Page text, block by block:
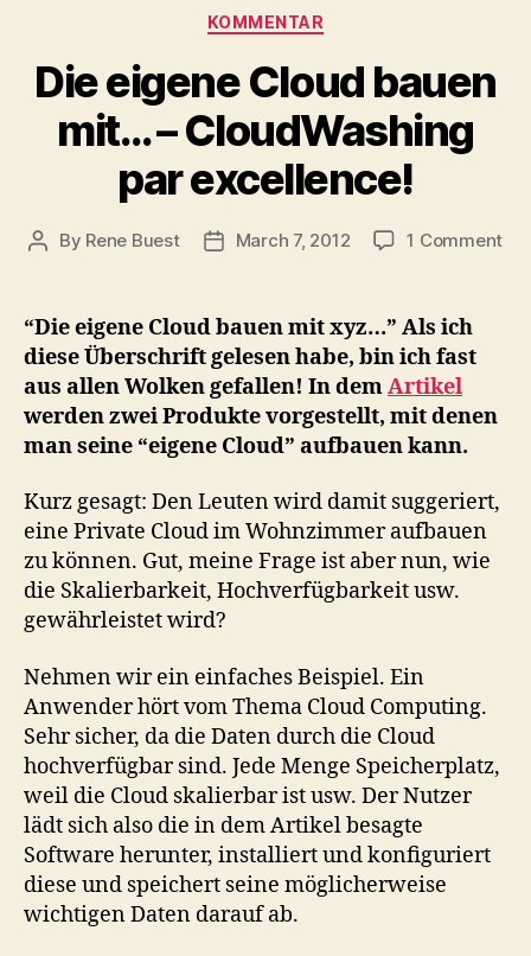
Categories
KOMMENTAR
Die eigene Cloud bauen
mit… – CloudWashing
par excellence!
Post
By Rene Buest
PostMarch 7, 2012 1 Commenton
“Die eigene Cloud bauen mit xyz…” Als ich
diese Überschrift gelesen habe, bin ich fast
aus allen Wolken gefallen! In demArtikel
werden zwei Produkte vorgestellt, mit denen
man seine “eigene Cloud” aufbauen kann.
Kurz gesagt: Den Leuten wird damit suggeriert,
eine Private Cloud im Wohnzimmer aufbauen
zu können. Gut, meine Frage ist aber nun, wie
die Skalierbarkeit, Hochverfügbarkeit usw.
gewährleistet wird?
Nehmen wir ein einfaches Beispiel. Ein
Anwender hört vom Thema Cloud Computing.
Sehr sicher, da die Daten durch die Cloud
hochverfügbar sind. Jede Menge Speicherplatz,
weil die Cloud skalierbar ist usw. Der Nutzer
lädt sich also die in dem Artikel besagte
Software herunter, installiert und konfiguriert
diese und speichert seine möglicherweise
wichtigen Daten darauf ab.